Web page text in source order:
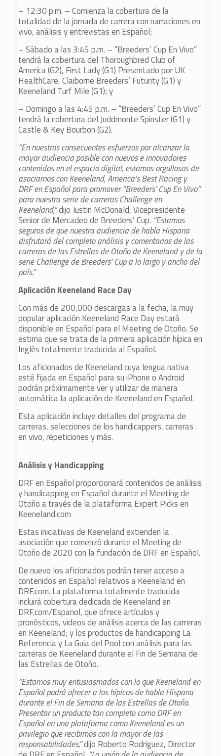
– 12:30 p.m. – Comienza la cobertura de la
totalidad de la jornada de carrera con narraciones en
vivo, análisis y entrevistas en Español;
– Sábado a las 3:45 p.m. – “Breeders’ Cup En Vivo”
tendrá la cobertura del Thoroughbred Club of
America (G2), First Lady (G1) Presentado por UK
HealthCare, Claiborne Breeders’ Futurity (G1) y
Keeneland Turf Mile (G1); y
– Domingo a las 4:45 p.m. – “Breeders’ Cup En Vivo”
tendrá la cobertura del Juddmonte Spinster (G1) y
Castle & Key Bourbon (G2).
“En nuestros consecuentes esfuerzos por alcanzar la
mayor audiencia posible con nuevos e innovadores
contenidos en el espacio digital, estamos orgullosos de
asociarnos con Keeneland, America’s Best Racing y
DRF en Español para promover “Breeders’ Cup En Vivo”
para nuestra serie de carreras Challenge en
Keeneland,”dijo Justin McDonald, Vicepresidente
Senior de Mercadeo de Breeders’ Cup. “Estamos
seguros de que nuestra audiencia de habla Hispana
disfrutará del completo análisis y comentarios de las
carreras de las Estrellas de Otoño de Keeneland y de la
serie Challenge de Breeders’ Cup a lo largo y ancho del
país.”
Aplicación Keeneland Race Day
Con más de 200,000 descargas a la fecha, la muy
popular aplicación Keeneland Race Day estará
disponible en Español para el Meeting de Otoño. Se
estima que se trata de la primera aplicación hípica en
Inglés totalmente traducida al Español.
Los aficionados de Keeneland cuya lengua nativa
esté fijada en Español para su iPhone o Android
podrán próximamente ver y utilizar de manera
automática la aplicación de Keeneland en Español.
Esta aplicación incluye detalles del programa de
carreras, selecciones de los handicappers, carreras
en vivo, repeticiones y más.
Análisis y Handicapping
DRF en Español proporcionará contenidos de análisis
y handicapping en Español durante el Meeting de
Otoño a través de la plataforma Expert Picks en
Keeneland.com
Estas iniciativas de Keeneland extienden la
asociación que comenzó durante el Meeting de
Otoño de 2020 con la fundación de DRF en Español.
De nuevo los aficionados podrán tener acceso a
contenidos en Español relativos a Keeneland en
DRF.com. La plataforma totalmente traducida
incluirá cobertura dedicada de Keeneland en
DRF.com/Espanol, que ofrece artículos y
pronósticos, videos de análisis acerca de las carreras
en Keeneland; y los productos de handicapping La
Referencia y La Guia del Pool con análisis para las
carreras de Keeneland durante el Fin de Semana de
las Estrellas de Otoño.
“Estamos muy entusiasmados con lo que Keeneland en
Español podrá ofrecer a los hípicos de habla Hispana
durante el Fin de Semana de las Estrellas de Otoño.
Presentar un producto tan completo como DRF en
Español en una plataforma como Keeneland es un
privilegio que recibimos con la mayor de las
responsabilidades,”dijo Roberto Rodriguez, Director